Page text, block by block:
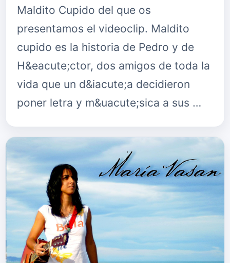
Maldito Cupido del que os
presentamos el videoclip. Maldito
cupido es la historia de Pedro y de
H&eacute;ctor, dos amigos de toda la
vida que un d&iacute;a decidieron
poner letra y m&uacute;sica a sus …